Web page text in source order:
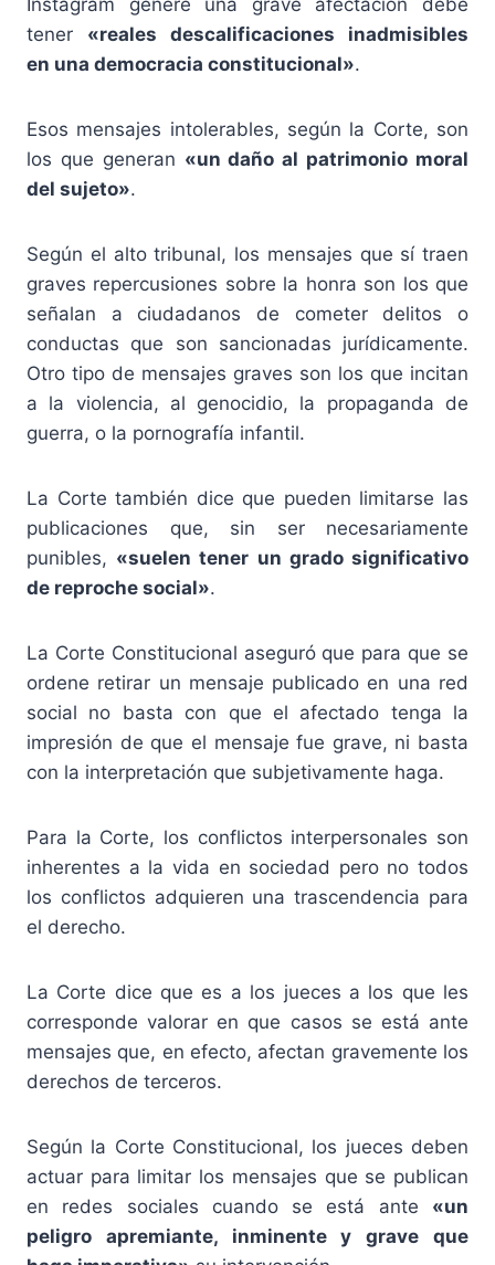
Instagram genere una grave afectación debe
tener «reales descalificaciones inadmisibles
en una democracia constitucional».
Esos mensajes intolerables, según la Corte, son
los que generan «un daño al patrimonio moral
del sujeto».
Según el alto tribunal, los mensajes que sí traen
graves repercusiones sobre la honra son los que
señalan a ciudadanos de cometer delitos o
conductas que son sancionadas jurídicamente.
Otro tipo de mensajes graves son los que incitan
a la violencia, al genocidio, la propaganda de
guerra, o la pornografía infantil.
La Corte también dice que pueden limitarse las
publicaciones que, sin ser necesariamente
punibles, «suelen tener un grado significativo
de reproche social».
La Corte Constitucional aseguró que para que se
ordene retirar un mensaje publicado en una red
social no basta con que el afectado tenga la
impresión de que el mensaje fue grave, ni basta
con la interpretación que subjetivamente haga.
Para la Corte, los conflictos interpersonales son
inherentes a la vida en sociedad pero no todos
los conflictos adquieren una trascendencia para
el derecho.
La Corte dice que es a los jueces a los que les
corresponde valorar en que casos se está ante
mensajes que, en efecto, afectan gravemente los
derechos de terceros.
Según la Corte Constitucional, los jueces deben
actuar para limitar los mensajes que se publican
en redes sociales cuando se está ante «un
peligro apremiante, inminente y grave que